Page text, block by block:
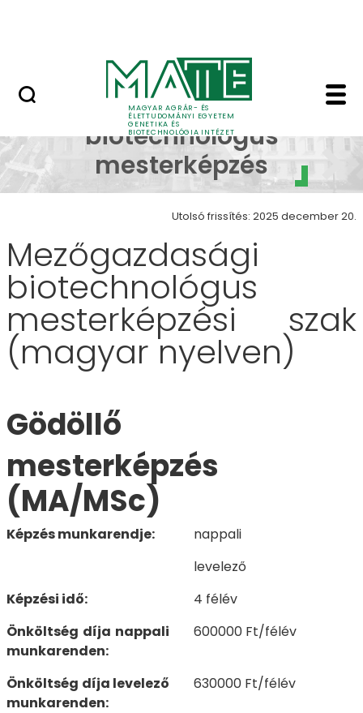
MAGYAR AGRÁR- ÉS
ÉLETTUDOMÁNYI EGYETEM
GENETIKA ÉS
BIOTECHNOLÓGIA INTÉZET
Mezőgazdasági
Mezőgazdasági
biotechnológus
mesterképzés
Utolsó frissítés: 2025 december 20.
Mezőgazdasági
biotechnológus
mesterképzési szak
(magyar nyelven)
Gödöllő
mesterképzés
(MA/MSc)
Képzés munkarendje:
nappali
levelező
Képzési idő:
4 félév
Önköltség díja nappali
munkarenden:
600000 Ft/félév
Önköltség díja levelező
munkarenden:
630000 Ft/félév